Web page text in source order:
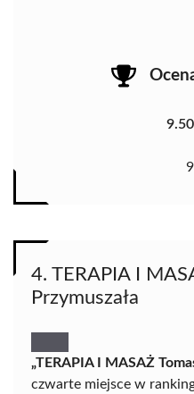
4. TERAPIA I
Przymuszała
„TERAPIA I MASAŻ
czwarte miejsce w